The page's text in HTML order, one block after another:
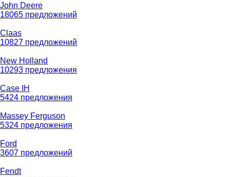
John Deere
18065 предложений
Claas
10827 предложений
New Holland
10293 предложения
Case IH
5424 предложения
Massey Ferguson
5324 предложения
Ford
3607 предложений
Fendt